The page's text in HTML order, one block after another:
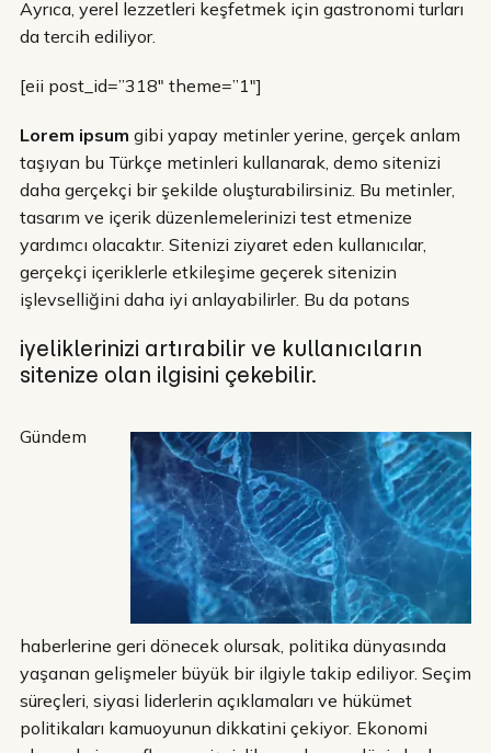
Ayrıca, yerel lezzetleri keşfetmek için gastronomi turları
da tercih ediliyor.
[eii post_id=”318″ theme=”1″]
Lorem ipsum gibi yapay metinler yerine, gerçek anlam
taşıyan bu Türkçe metinleri kullanarak, demo sitenizi
daha gerçekçi bir şekilde oluşturabilirsiniz. Bu metinler,
tasarım ve içerik düzenlemelerinizi test etmenize
yardımcı olacaktır. Sitenizi ziyaret eden kullanıcılar,
gerçekçi içeriklerle etkileşime geçerek sitenizin
işlevselliğini daha iyi anlayabilirler. Bu da potans
iyeliklerinizi artırabilir ve kullanıcıların
sitenize olan ilgisini çekebilir.
Gündem
haberlerine geri dönecek olursak, politika dünyasında
yaşanan gelişmeler büyük bir ilgiyle takip ediliyor. Seçim
süreçleri, siyasi liderlerin açıklamaları ve hükümet
politikaları kamuoyunun dikkatini çekiyor. Ekonomi